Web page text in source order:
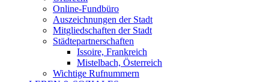
Online-Fundbüro
Auszeichnungen der Stadt
Mitgliedschaften der Stadt
Städtepartnerschaften
Issoire, Frankreich
Mistelbach, Österreich
Wichtige Rufnummern